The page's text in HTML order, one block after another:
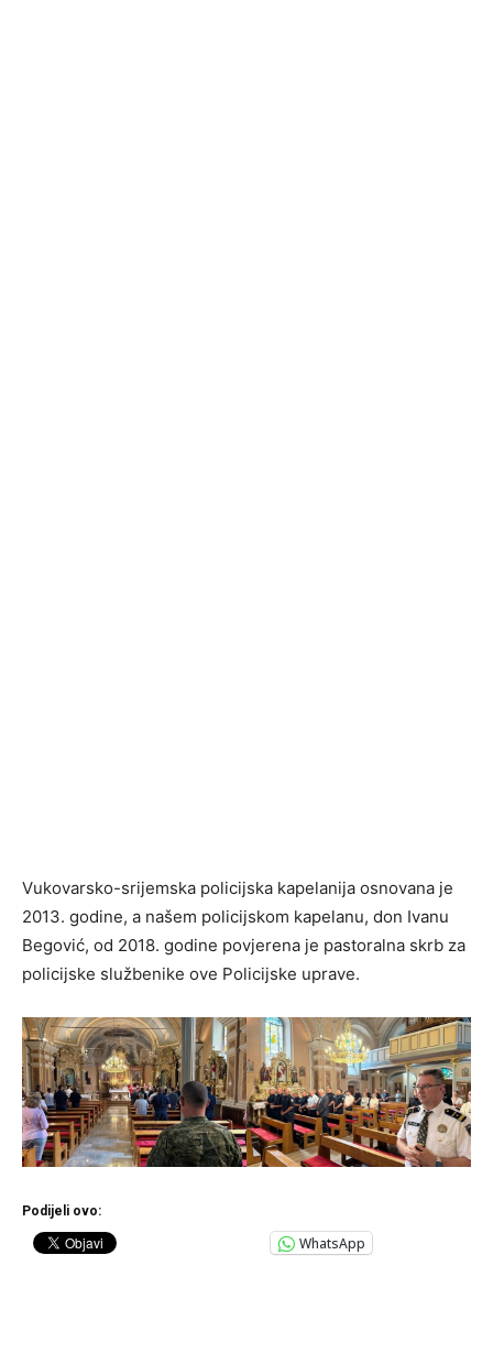
Vukovarsko-srijemska policijska kapelanija osnovana je
2013. godine, a našem policijskom kapelanu, don Ivanu
Begović, od 2018. godine povjerena je pastoralna skrb za
policijske službenike ove Policijske uprave.
Podijeli ovo:
WhatsApp